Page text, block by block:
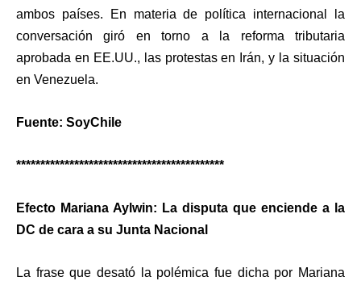
ambos países. En materia de política internacional la
conversación giró en torno a la reforma tributaria
aprobada en EE.UU., las protestas en Irán, y la situación
en Venezuela.
Fuente: SoyChile
*******************************************
Efecto Mariana Aylwin: La disputa que enciende a la
DC de cara a su Junta Nacional
La frase que desató la polémica fue dicha por Mariana